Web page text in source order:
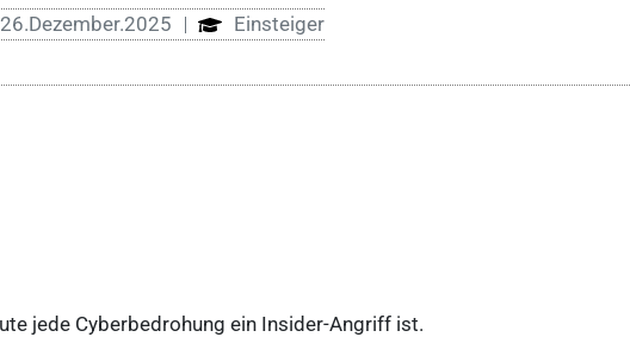
26.Dezember.2025
Einsteiger
jede Cyberbedrohung ein Insider-Angriff ist.